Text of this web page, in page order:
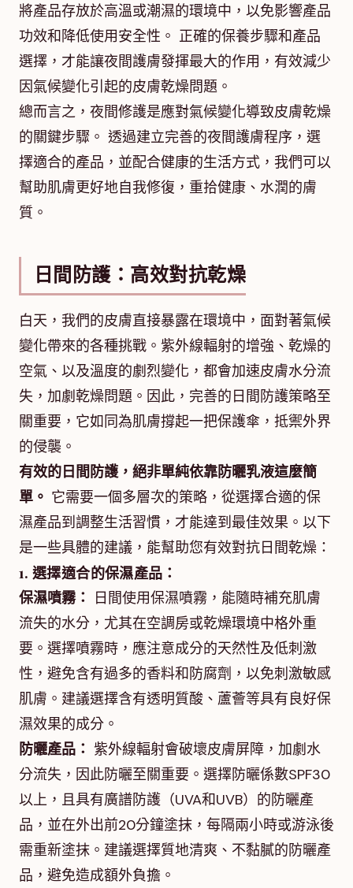
將產品存放於高溫或潮濕的環境中，以免影響產品
功效和降低使用安全性。 正確的保養步驟和產品
選擇，才能讓夜間護膚發揮最大的作用，有效減少
因氣候變化引起的皮膚乾燥問題。
總而言之，夜間修護是應對氣候變化導致皮膚乾燥
的關鍵步驟。 透過建立完善的夜間護膚程序，選
擇適合的產品，並配合健康的生活方式，我們可以
幫助肌膚更好地自我修復，重拾健康、水潤的膚
質。
日間防護：高效對抗乾燥
白天，我們的皮膚直接暴露在環境中，面對著氣候
變化帶來的各種挑戰。紫外線輻射的增強、乾燥的
空氣、以及溫度的劇烈變化，都會加速皮膚水分流
失，加劇乾燥問題。因此，完善的日間防護策略至
關重要，它如同為肌膚撐起一把保護傘，抵禦外界
的侵襲。
有效的日間防護，絕非單純依靠防曬乳液這麼簡
單。 它需要一個多層次的策略，從選擇合適的保
濕產品到調整生活習慣，才能達到最佳效果。以下
是一些具體的建議，能幫助您有效對抗日間乾燥：
1. 選擇適合的保濕產品：
保濕噴霧：
日間使用保濕噴霧，能隨時補充肌膚
流失的水分，尤其在空調房或乾燥環境中格外重
要。選擇噴霧時，應注意成分的天然性及低刺激
性，避免含有過多的香料和防腐劑，以免刺激敏感
肌膚。建議選擇含有透明質酸、蘆薈等具有良好保
濕效果的成分。
防曬產品： 紫外線輻射會破壞皮膚屏障，加劇水
分流失，因此防曬至關重要。選擇防曬係數SPF30
以上，且具有廣譜防護（UVA和UVB）的防曬產
品，並在外出前20分鐘塗抹，每隔兩小時或游泳後
需重新塗抹。建議選擇質地清爽、不黏膩的防曬產
品，避免造成額外負擔。